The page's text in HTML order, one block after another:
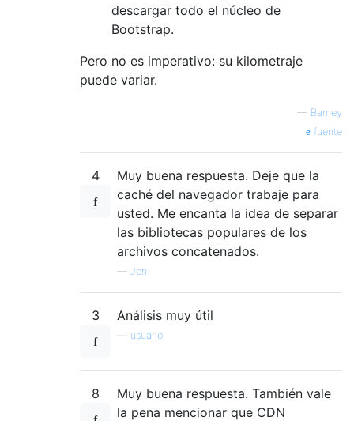
descargar todo el núcleo de
Bootstrap.
Pero no es imperativo: su kilometraje
puede variar.
— Barney
fuente
4
Muy buena respuesta. Deje que la
caché del navegador trabaje para
usted. Me encanta la idea de separar
las bibliotecas populares de los
archivos concatenados.
— Jon
3 Análisis muy útil
usuario
8
Muy buena respuesta. También vale
la pena mencionar que CDN